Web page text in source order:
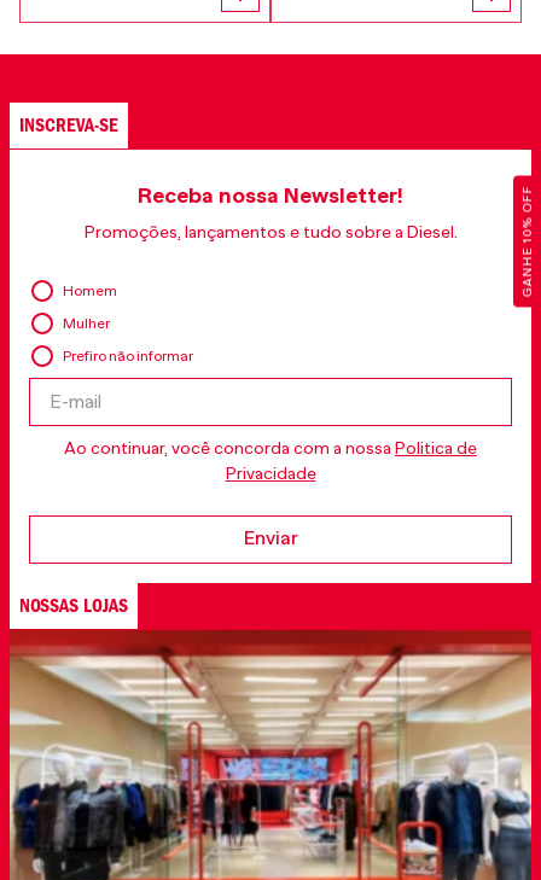
GANHE 10% OFF
INSCREVA-SE
Receba nossa Newsletter!
Promoções, lançamentos e tudo sobre a Diesel.
Homem
Mulher
Prefiro não informar
Ao continuar, você concorda com a nossa Politica de
Privacidade
Enviar
NOSSAS LOJAS